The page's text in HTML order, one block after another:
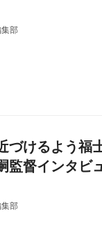
部
づけるよう福
監督インタビ
部